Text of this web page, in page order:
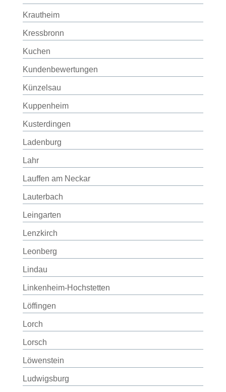
Krautheim
Kressbronn
Kuchen
Kundenbewertungen
Künzelsau
Kuppenheim
Kusterdingen
Ladenburg
Lahr
Lauffen am Neckar
Lauterbach
Leingarten
Lenzkirch
Leonberg
Lindau
Linkenheim-Hochstetten
Löffingen
Lorch
Lorsch
Löwenstein
Ludwigsburg